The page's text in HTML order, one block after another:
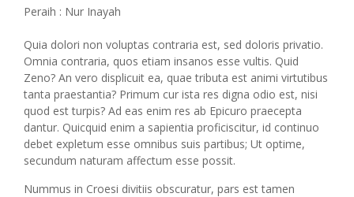
Peraih : Nur Inayah
Quia dolori non voluptas contraria est, sed doloris privatio.
Omnia contraria, quos etiam insanos esse vultis. Quid
Zeno? An vero displicuit ea, quae tributa est animi virtutibus
tanta praestantia? Primum cur ista res digna odio est, nisi
quod est turpis? Ad eas enim res ab Epicuro praecepta
dantur. Quicquid enim a sapientia proficiscitur, id continuo
debet expletum esse omnibus suis partibus; Ut optime,
secundum naturam affectum esse possit.
Nummus in Croesi divitiis obscuratur, pars est tamen